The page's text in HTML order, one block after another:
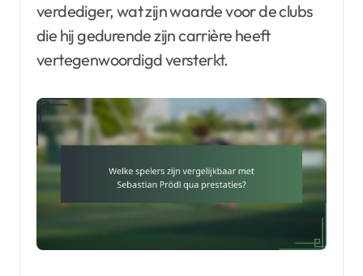
verdediger, wat zijn waarde voor de clubs
die hij gedurende zijn carrière heeft
vertegenwoordigd versterkt.